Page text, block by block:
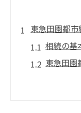
東急田園都
相続の基
東急田園
遺産相